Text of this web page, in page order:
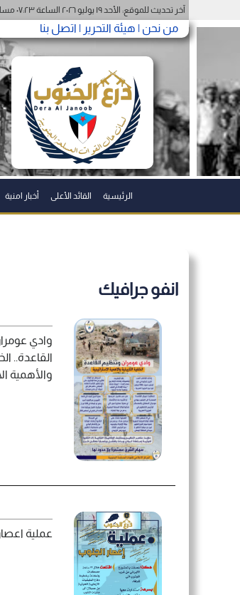
آخر تحديث للموقع: الأحد ١٩ يوليو ٢٠٢٦ الساعة ٠٧:٢٣ مساءً
من نحن | هيئة التحرير | اتصل بنا
الرئيسية القائد الأعلى أخبار امنية
انفو جرافيك
وادي
القاعدة..
والأهمية
عملية
واقعة